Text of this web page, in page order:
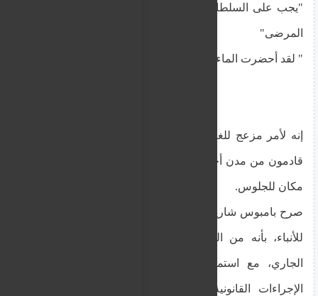
"يجب على السلطات أن ترى المشكلة، إنها عار على
المرضى"
" لقد أحضرت الماء والطعام من المنزل حتى لا نعاني"
إنه لأمر مزعج للغاية ألا نتمكن من شرب الماء. نحن
قادمون من مدن أخرى، ولا نعرف نيقوسيا لنذهب إلى
مكان للجلوس.
للأنباء، بأنه من المتوقع حل المشكلة بنهاية الشهر
الجاري، مع استمرار عمل آلات البيع. وأوضح أن
الإجراءات القانونية تستند إلى عدم سداد المقاول